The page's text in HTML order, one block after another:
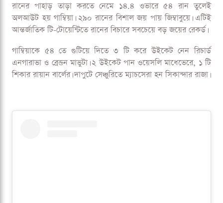
রানের পাহাড় তাড়া করতে নেমে ১৪.৪ ওভারে ৫৪ রান তুলেই
অলআউট হয় গাম্বিয়া। ২৯০ রানের বিশাল জয় পায় জিম্বাবুয়ে। এটিই
আন্তর্জাতিক টি-টোয়েন্টিতে রানের বিচারে সবচেয়ে বড় জয়ের রেকর্ড।
গাম্বিয়াকে ৫৪ তে গুটিয়ে দিতে ৩ টি করে উইকেট নেন রিচার্ড
এনগারাভা ও ব্রেন্ডন মাভুটা। ২ উইকেট পান ওয়েসলি মাধেভেরে, ১ টি
শিকার রায়ান বার্লের। দাপুটে সেঞ্চুরিতে ম্যাচসেরা হন সিকান্দার রাজা।